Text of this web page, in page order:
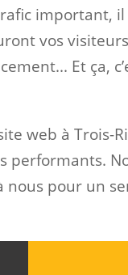
important,
vos
Et ça,
web à Trois-
performants.
pour un